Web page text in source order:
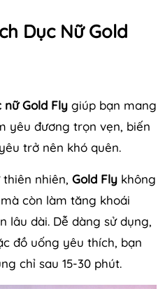
Dục Nữ Gold
Gold Fly giúp bạn mang
yêu đương trọn vẹn, biến
trở nên khó quên.
nhiên, Gold Fly không
còn làm tăng khoái
lâu dài. Dễ dàng sử dụng,
đồ uống yêu thích, bạn
chỉ sau 15-30 phút.